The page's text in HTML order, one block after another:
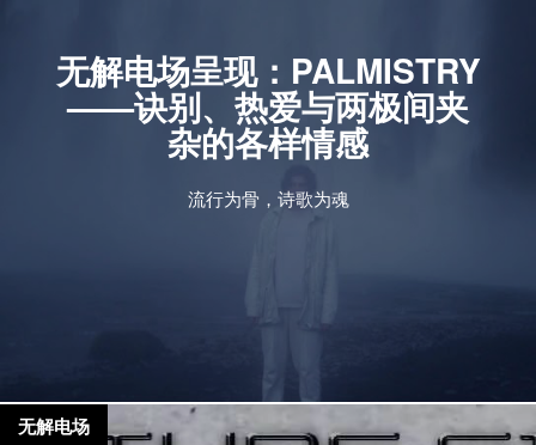
无解电场呈现：PALMISTRY
——诀别、热爱与两极间夹
杂的各样情感
流行为骨，诗歌为魂
无解电场